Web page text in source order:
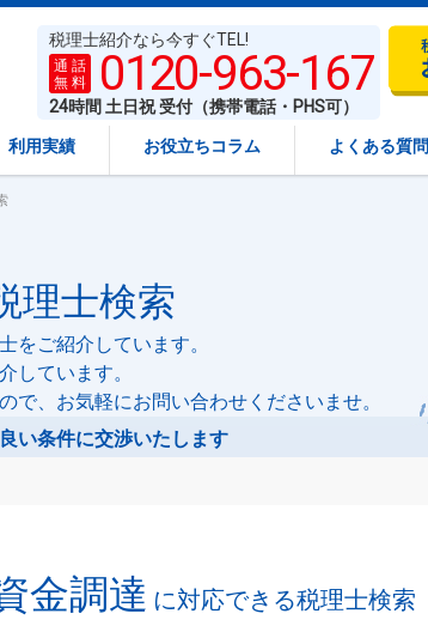
税理士紹介なら今すぐTEL!
通 話
無 料
0120-963-167
24時間 土日祝 受付（携帯電話・PHS可）
利用実績 お役立ちコラム よくある質問
理士検索
をご紹介しています。
しています。
、お気軽にお問い合わせくださいませ。
い条件に交渉いたします
金調達 に対応できる税理士検索